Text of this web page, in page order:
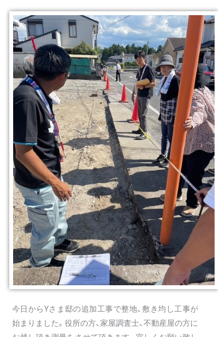
今日からYさま邸の追加工事で整地、敷き均し工事が
始まりました。役所の方、家屋調査士、不動産屋の方に